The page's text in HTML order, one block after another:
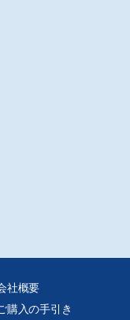
社概要
購入の手引き